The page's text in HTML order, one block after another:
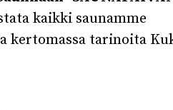
kaikki saunamme
kertomassa tarinoita